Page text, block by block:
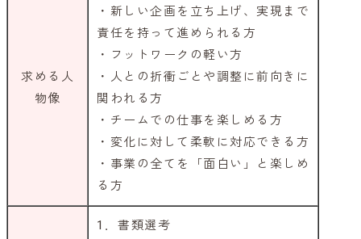
求める人
物像
・新しい企画を立ち上げ、実現まで
責任を持って進められる方
・フットワークの軽い方
・人との折衝ごとや調整に前向きに
関われる方
・チームでの仕事を楽しめる方
・変化に対して柔軟に対応できる方
・事業の全てを「面白い」と楽しめ
る方
1．書類選考